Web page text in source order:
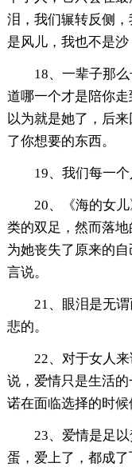
泪，我们辗转反侧
是风儿，我也不是沙
18、一辈子那
道哪一个才是陪你
以为就是她了，后
了你想要的东西。
19、我们每一
20、《海的女
类的双足，然而落
为她丧失了原来的
言说。
21、眼泪是无
悲的。
22、对于女人
说，爱情只是生活
诺在面临选择的时候
23、爱情是足
蛋，爱上了，都成